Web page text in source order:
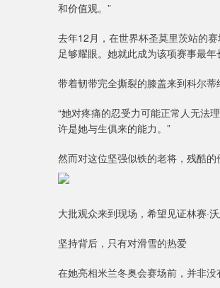
和价值观。”
去年12月，在世界杯圣莫里茨站的
足够耀眼。她就此成为该项赛事最
带着韧带完全撕裂的膝盖来到科尔
“她对疼痛的忍受力可能正常人无法
许是她与生俱来的能力。”
然而对这位坚强似铁的老将，残酷的
大批观众来到现场，希望见证林赛·沃
坚持背后，只有对滑雪的热爱
在她亮相米兰冬奥会赛场前，并非